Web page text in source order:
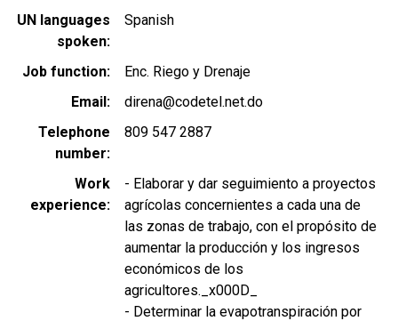
UN languages
spoken
Spanish
Job function
Enc. Riego y Drenaje
Email
direna@codetel.net.do
Telephone
number
809 547 2887
Work
experience
- Elaborar y dar seguimiento a proyectos
agrícolas concernientes a cada una de
las zonas de trabajo, con el propósito de
aumentar la producción y los ingresos
económicos de los
agricultores._x000D_
- Determinar la evapotranspiración por